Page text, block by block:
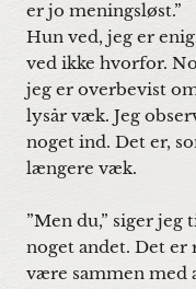
er jo meningsløst.”
Hun ved, jeg er
ved ikke hvorfor.
jeg er overbevist
lysår væk. Jeg
noget ind. Det er,
længere væk.
”Men du,” siger jeg
noget andet. Det
være sammen med